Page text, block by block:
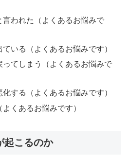
言われた（よくあるお悩みで
いる（よくあるお悩みです）
ってしまう（よくあるお悩みで
する（よくあるお悩みです）
くあるお悩みです）
起こるのか